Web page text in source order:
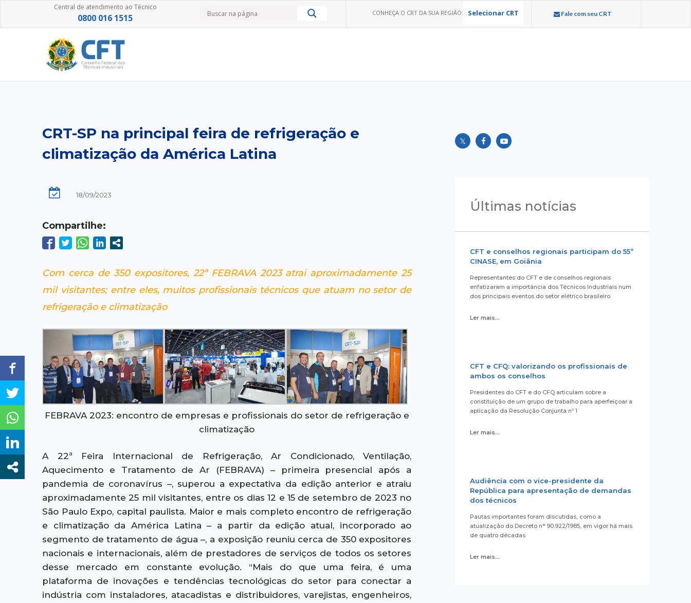
Central de atendimento ao Técnico
0800 016 1515 CONHEÇA O CRT DA SUA REGIÃO: Selecionar CRT Fale com seu CRT
CRT-SP na principal feira de refrigeração e
climatização da América Latina
18/09/2023
Compartilhe:
Com cerca de 350 expositores, 22ª FEBRAVA 2023 atrai aproximadamente 25
mil visitantes; entre eles, muitos profissionais técnicos que atuam no setor de
refrigeração e climatização
FEBRAVA 2023: encontro de empresas e profissionais do setor de refrigeração e
climatização
A 22ª Feira Internacional de Refrigeração, Ar Condicionado, Ventilação,
Aquecimento e Tratamento de Ar (FEBRAVA) – primeira presencial após a
pandemia de coronavírus –, superou a expectativa da edição anterior e atraiu
aproximadamente 25 mil visitantes, entre os dias 12 e 15 de setembro de 2023 no
São Paulo Expo, capital paulista. Maior e mais completo encontro de refrigeração
e climatização da América Latina – a partir da edição atual, incorporado ao
segmento de tratamento de água –, a exposição reuniu cerca de 350 expositores
nacionais e internacionais, além de prestadores de serviços de todos os setores
desse mercado em constante evolução. “Mais do que uma feira, é uma
plataforma de inovações e tendências tecnológicas do setor para conectar a
indústria com instaladores, atacadistas e distribuidores, varejistas, engenheiros,
Últimas notícias
CFT e conselhos regionais participam do 55º
CINASE, em Goiânia
Representantes do CFT e de conselhos regionais
enfatizaram a importância dos Técnicos Industriais num
dos principais eventos do setor elétrico brasileiro
Ler mais...
CFT e CFQ: valorizando os profissionais de
ambos os conselhos
Presidentes do CFT e do CFQ articulam sobre a
constituição de um grupo de trabalho para aperfeiçoar a
aplicação da Resolução Conjunta nº 1
Ler mais...
Audiência com o vice-presidente da
República para apresentação de demandas
dos técnicos
Pautas importantes foram discutidas, como a
atualização do Decreto n° 90.922/1985, em vigor há mais
de quatro décadas
Ler mais...